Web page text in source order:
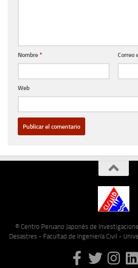
Nombre * Correo
Web
© Centro Peruano Japonés de
Desastres - Facultad de Ingeniería Civil -